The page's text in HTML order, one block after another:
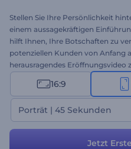
Stellen Sie Ihre Persönlichkeit
einem aussagekräftigen
hilft Ihnen, Ihre Botschaften zu
potenziellen Kunden von Anfang
herausragendes Eröffnungsvideo
die Zeitversion für Ihr
Mediendateien hinzu, geben Sie
Ihre bevorzugte
große oder mittelgroße
Spots, Intros von Sendern und
16:9
Porträt | 45 Sekunden
Jetzt